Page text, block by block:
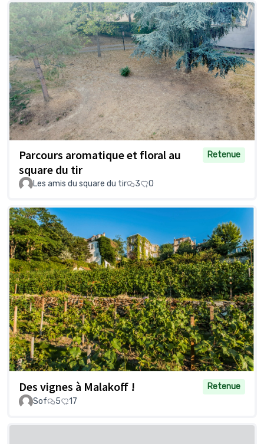
Parcours aromatique et floral au
square du tir
Retenue
Les amis du square du tir 3 0
Des vignes à Malakoff !
Retenue
Sof
5 17